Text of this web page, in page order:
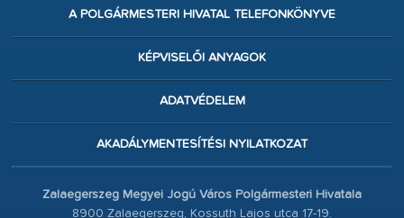
A POLGÁRMESTERI HIVATAL TELEFONKÖNYVE
KÉPVISELŐI ANYAGOK
ADATVÉDELEM
AKADÁLYMENTESÍTÉSI NYILATKOZAT
Zalaegerszeg Megyei Jogú Város Polgármesteri Hivatala
8900 Zalaegerszeg, Kossuth Lajos utca 17-19.